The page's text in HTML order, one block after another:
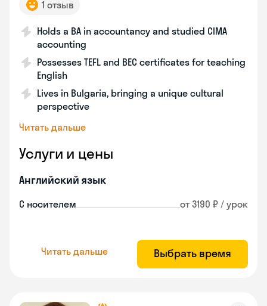
1 отзыв
Holds a BA in accountancy and studied CIMA
accounting
Possesses TEFL and BEC certificates for teaching
English
Lives in Bulgaria, bringing a unique cultural
perspective
Читать дальше
Услуги и цены
Английский язык
С носителем от 3190 ₽ / урок
Читать дальше Выбрать время